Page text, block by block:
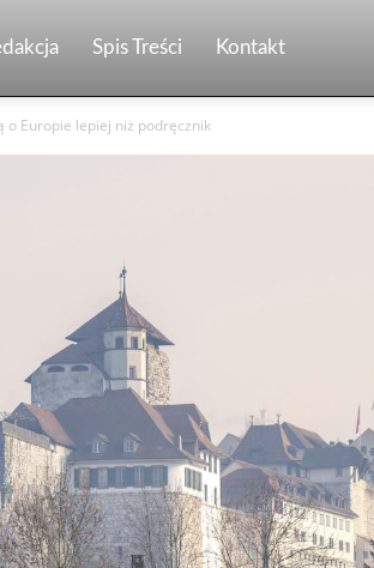
Spis Treści Kontakt
o Europie lepiej niż podręcznik